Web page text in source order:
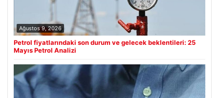
Ağustos 9, 2026
Petrol fiyatlarındaki son durum ve gelecek beklentileri: 25
Mayıs Petrol Analizi